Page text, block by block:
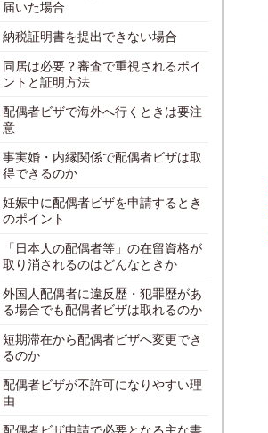
届いた場合
納税証明書を提出できない場合
同居は必要？審査で重視されるポイ
ントと証明方法
配偶者ビザで海外へ行くときは要注
意
事実婚・内縁関係で配偶者ビザは取
得できるのか
妊娠中に配偶者ビザを申請するとき
のポイント
「日本人の配偶者等」の在留資格が
取り消されるのはどんなときか
外国人配偶者に違反歴・犯罪歴があ
る場合でも配偶者ビザは取れるのか
短期滞在から配偶者ビザへ変更でき
るのか
配偶者ビザが不許可になりやすい理
由